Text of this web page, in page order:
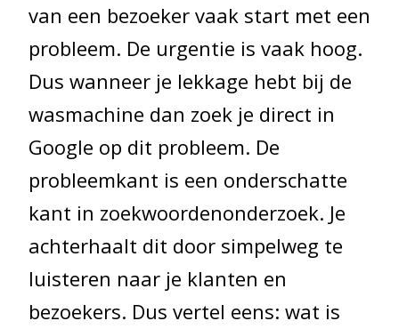
van een bezoeker vaak start met een
probleem. De urgentie is vaak hoog.
Dus wanneer je lekkage hebt bij de
wasmachine dan zoek je direct in
Google op dit probleem. De
probleemkant is een onderschatte
kant in zoekwoordenonderzoek. Je
achterhaalt dit door simpelweg te
luisteren naar je klanten en
bezoekers. Dus vertel eens: wat is